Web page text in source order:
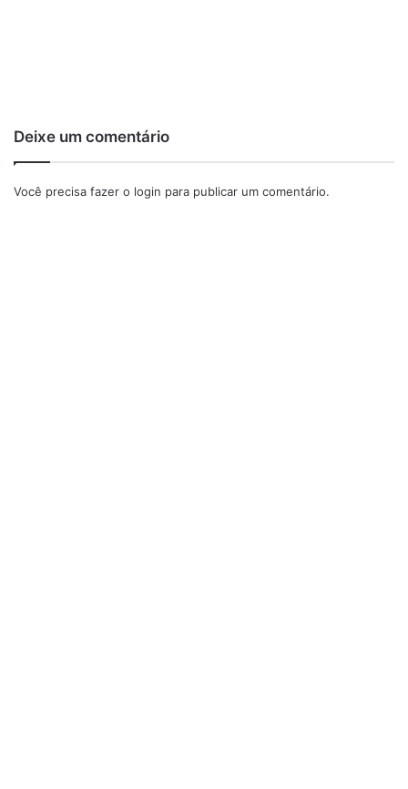
Deixe um comentário
Você precisa fazer o login para publicar um comentário.